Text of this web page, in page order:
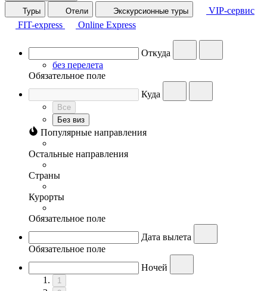
Туры
Отели Экскурсионные туры
VIP-сервис
FIT-express
Online Express
Откуда
без перелета
Обязательное поле
Куда
Все
Без виз
Популярные направления
Остальные направления
Страны
Курорты
Обязательное поле
Дата вылета
Обязательное поле
Ночей
1